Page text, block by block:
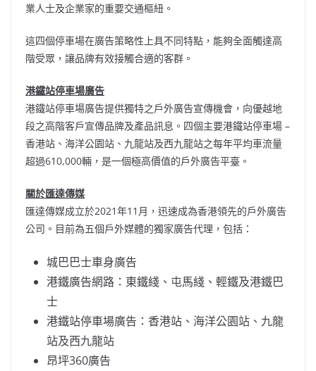
業人士及企業家的重要交通樞紐。
這四個停車場在廣告策略性上具不同特點，能夠全面觸達高
階受眾，讓品牌有效接觸合適的客群。
港鐵站停車場廣告
港鐵站停車場廣告提供獨特之戶外廣告宣傳機會，向優越地
段之高階客戶宣傳品牌及產品訊息。四個主要港鐵站停車場 –
香港站、海洋公園站、九龍站及西九龍站之每年平均車流量
超過610,000輛，是一個極高價值的戶外廣告平臺。
關於匯達傳媒
匯達傳媒成立於2021年11月，迅速成為香港領先的戶外廣告
公司。目前為五個戶外媒體的獨家廣告代理，包括：
城巴巴士車身廣告
港鐵廣告網路：東鐵綫、屯馬綫、輕鐵及港鐵巴
士
港鐵站停車場廣告：香港站、海洋公園站、九龍
站及西九龍站
昂坪360廣告